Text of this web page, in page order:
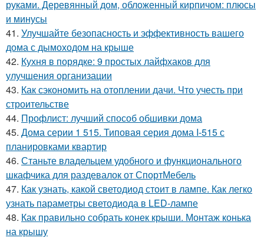
руками. Деревянный дом, обложенный кирпичом: плюсы
и минусы
41. Улучшайте безопасность и эффективность вашего
дома с дымоходом на крыше
42. Кухня в порядке: 9 простых лайфхаков для
улучшения организации
43. Как сэкономить на отоплении дачи. Что учесть при
строительстве
44. Профлист: лучший способ обшивки дома
45. Дома серии 1 515. Типовая серия дома I-515 с
планировками квартир
46. Станьте владельцем удобного и функционального
шкафчика для раздевалок от СпортМебель
47. Как узнать, какой светодиод стоит в лампе. Как легко
узнать параметры светодиода в LED-лампе
48. Как правильно собрать конек крыши. Монтаж конька
на крышу